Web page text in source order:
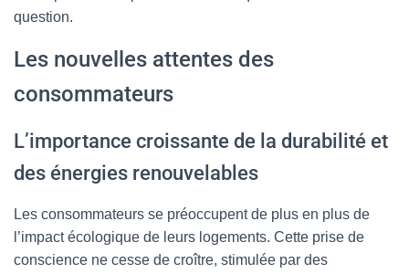
question.
Les nouvelles attentes des
consommateurs
L’importance croissante de la durabilité et
des énergies renouvelables
Les consommateurs se préoccupent de plus en plus de
l’impact écologique de leurs logements. Cette prise de
conscience ne cesse de croître, stimulée par des